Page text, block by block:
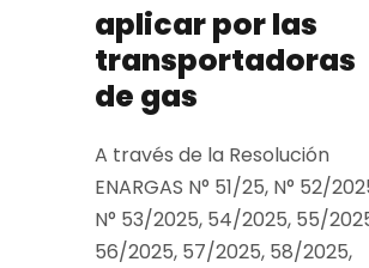
aplicar por las
transportadoras
de gas
A través de la Resolución
ENARGAS N° 51/25, N° 52/
N° 53/2025, 54/2025, 55/
56/2025, 57/2025, 58/2025,